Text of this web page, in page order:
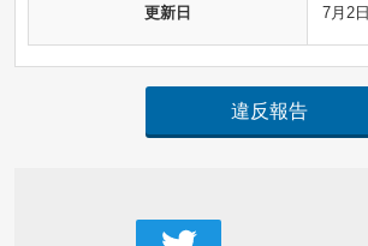
更新日 7月2日
違反報告